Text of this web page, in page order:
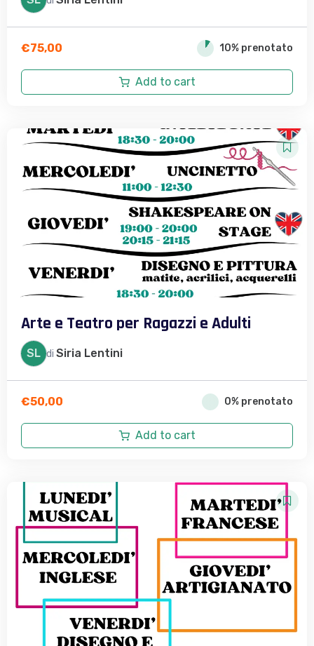
€75,00 10% prenotato
Add to cart
Arte e Teatro per Ragazzi e Adulti
SL di Siria Lentini
€50,00 0% prenotato
Add to cart